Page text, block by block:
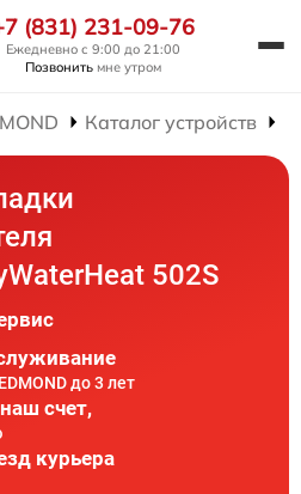
(831) 231-09-76
Ежедневно с 9:00 до 21:00
Позвонить мне утром
Каталог устройств
502S
до 3 лет
счет,
курьера